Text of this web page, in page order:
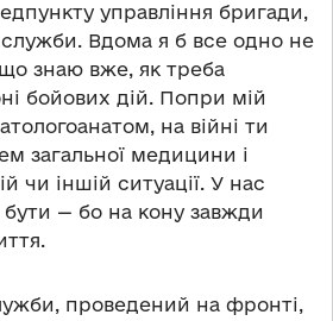
управління бригади,
служби. Вдома я б все одно не
знаю вже, як треба
бойових дій. Попри мій
на війні ти
загальної медицини і
чи іншій ситуації. У нас
— бо на кону завжди
проведений на фронті,